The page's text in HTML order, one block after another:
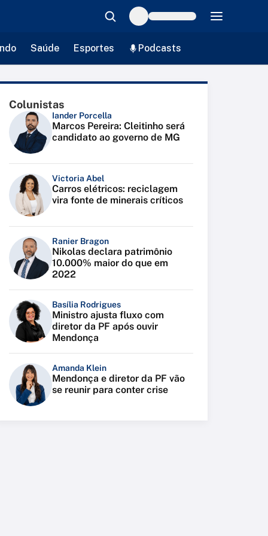
Saúde Esportes Podcasts
Colunistas
Iander Porcella
Marcos Pereira: Cleitinho será
candidato ao governo de MG
Victoria Abel
Carros elétricos: reciclagem
vira fonte de minerais críticos
Ranier Bragon
Nikolas declara patrimônio
10.000% maior do que em
2022
Basília Rodrigues
Ministro ajusta fluxo com
diretor da PF após ouvir
Mendonça
Amanda Klein
Mendonça e diretor da PF vão
se reunir para conter crise